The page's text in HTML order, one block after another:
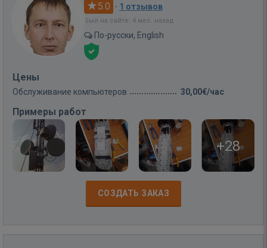
5.0 · 1 отзывов
Был на сайте: 4 мес. назад
По-русски, English
Цены
Обслуживание компьютеров 30,00€/час
Примеры работ
+28
СОЗДАТЬ ЗАКАЗ